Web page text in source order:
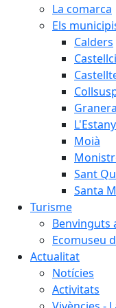
La comarca
Els
Calders
Granera
L'Estany
Moià
Sant
Santa
Turisme
Benvinguts
Ecomuseu
Actualitat
Notícies
Activitats